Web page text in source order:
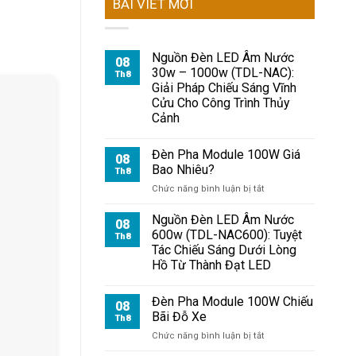
BÀI VIẾT MỚI
08
Th8
Nguồn Đèn LED Âm Nước
30w – 1000w (TDL-NAC):
Giải Pháp Chiếu Sáng Vĩnh
Cửu Cho Công Trình Thủy
Cảnh
08
Th8
Đèn Pha Module 100W Giá
Bao Nhiêu?
Chức năng bình luận bị tắt
Pha
Module
100W
Giá
Bao
08
Th8
Nguồn Đèn LED Âm Nước
600w (TDL-NAC600): Tuyệt
Tác Chiếu Sáng Dưới Lòng
Hồ Từ Thành Đạt LED
08
Th8
Đèn Pha Module 100W Chiếu
Bãi Đỗ Xe
Chức năng bình luận bị tắt